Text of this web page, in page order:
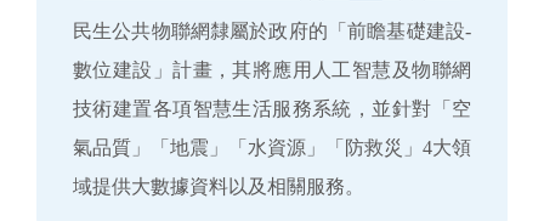
民生公共物聯網隸屬於政府的「前瞻基礎建設-
數位建設」計畫，其將應用人工智慧及物聯網
技術建置各項智慧生活服務系統，並針對「空
氣品質」「地震」「水資源」「防救災」4大領
域提供大數據資料以及相關服務。